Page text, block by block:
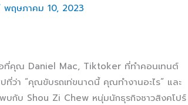
พฤษภาคม 10, 2023
ที่คุณ ​Daniel Mac, Tiktoker ที่ทำคอนเทนต์
ที่ว่า “คุณขับรถเท่ขนาดนี้ คุณทำงานอะไร” และ
บกับ Shou Zi Chew หนุ่มนักธุรกิจชาวสิงคโปร์